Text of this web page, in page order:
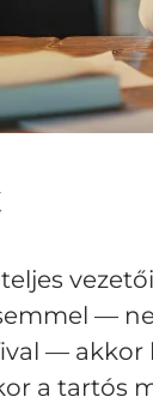
—
— akkor
a tartós